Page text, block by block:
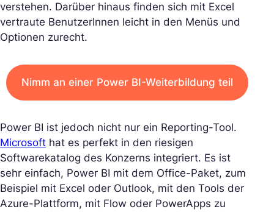
verstehen. Darüber hinaus finden sich mit Excel
vertraute BenutzerInnen leicht in den Menüs und
Optionen zurecht.
Nimm an einer Power BI-Weiterbildung teil
Power BI ist jedoch nicht nur ein Reporting-Tool.
Microsoft hat es perfekt in den riesigen
Softwarekatalog des Konzerns integriert. Es ist
sehr einfach, Power BI mit dem Office-Paket, zum
Beispiel mit Excel oder Outlook, mit den Tools der
Azure-Plattform, mit Flow oder PowerApps zu